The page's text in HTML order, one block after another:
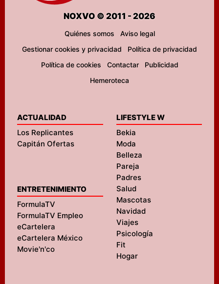
NOXVO © 2011 - 2026
Quiénes somos
Aviso legal
Gestionar cookies y privacidad
Política de privacidad
Política de cookies
Contactar
Publicidad
Hemeroteca
ACTUALIDAD
Los Replicantes
Capitán Ofertas
ENTRETENIMIENTO
FormulaTV
FormulaTV Empleo
eCartelera
eCartelera México
Movie'n'co
LIFESTYLE W
Bekia
Moda
Belleza
Pareja
Padres
Salud
Mascotas
Navidad
Viajes
Psicología
Fit
Hogar